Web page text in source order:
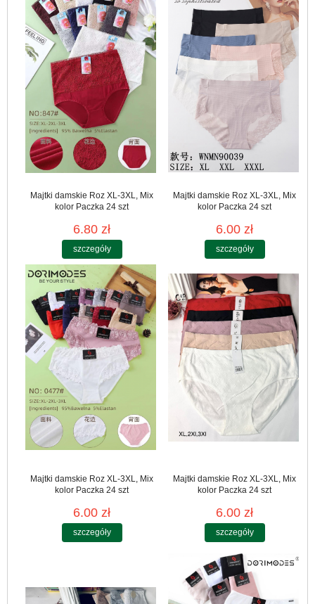
Majtki damskie Roz XL-3XL, Mix
kolor Paczka 24 szt
6.80 zł
szczegóły
Majtki damskie Roz XL-3XL, Mix
kolor Paczka 24 szt
6.00 zł
szczegóły
Majtki damskie Roz XL-3XL, Mix
kolor Paczka 24 szt
6.00 zł
szczegóły
Majtki damskie Roz XL-3XL, Mix
kolor Paczka 24 szt
6.00 zł
szczegóły